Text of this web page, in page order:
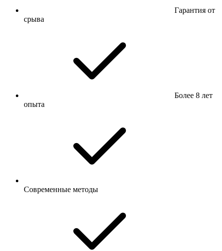
Гарантия от
срыва
Более 8 лет
опыта
Современные методы